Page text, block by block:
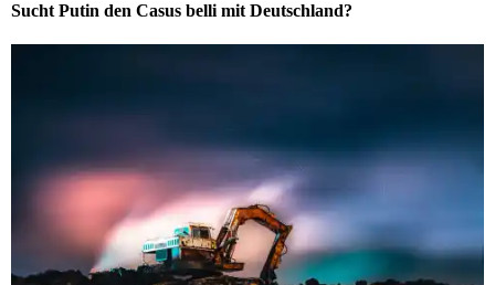
Sucht Putin den Casus belli mit Deutschland?